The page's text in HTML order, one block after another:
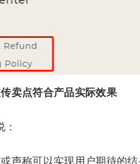
卖点符合产品实际效果
：
声称可以实现用户期待的